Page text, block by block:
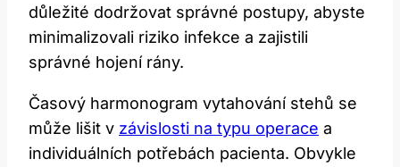
důležité dodržovat správné postupy, abyste
minimalizovali riziko infekce a zajistili
správné hojení rány.
Časový harmonogram vytahování stehů se
může lišit v závislosti na typu operace a
individuálních potřebách pacienta. Obvykle